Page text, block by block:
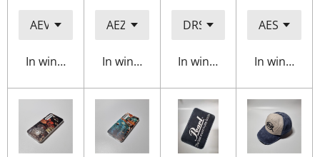
In winkelwagenIn winkelwagenIn winkelwagenIn